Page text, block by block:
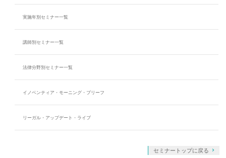
実施年別セミナー一覧
講師別セミナー一覧
法律分野別セミナー一覧
イノベンティア・モーニング・ブリーフ
リーガル・アップデート・ライブ
セミナートップに戻る